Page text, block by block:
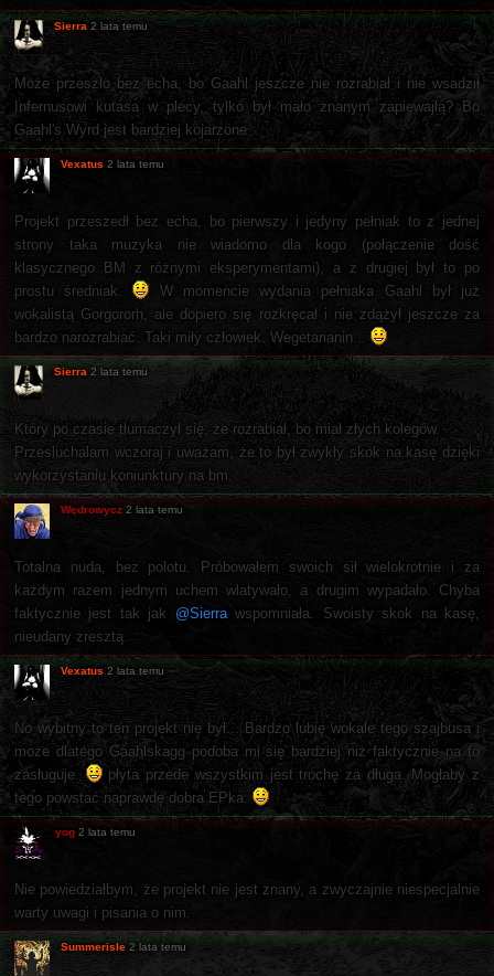
Sierra 2 lata temu
Może przeszło bez echa, bo Gaahl jeszcze nie rozrabiał i nie wsadził
Infernusowi kutasa w plecy, tylko był mało znanym zapiewajłą? Bo
Gaahl's Wyrd jest bardziej kojarzone
Vexatus 2 lata temu
Projekt przeszedł bez echa, bo pierwszy i jedyny pełniak to z jednej
strony taka muzyka nie wiadomo dla kogo (połączenie dość
klasycznego BM z różnymi eksperymentami), a z drugiej był to po
prostu średniak.
W momencie wydania pełniaka Gaahl był już
wokalistą Gorgororh, ale dopiero się rozkręcał i nie zdążył jeszcze za
bardzo narozrabiać. Taki miły człowiek. Wegetarianin...
Sierra 2 lata temu
Który po czasie tłumaczył się, że rozrabiał, bo miał złych kolegów.
Przesluchalam wczoraj i uważam, że to był zwykły skok na kasę dzięki
wykorzystaniu koniunktury na bm.
Wędrowycz 2 lata temu
Totalna nuda, bez polotu. Próbowałem swoich sił wielokrotnie i za
każdym razem jednym uchem wlatywało, a drugim wypadało. Chyba
faktycznie jest tak jak @Sierrawspomniała. Swoisty skok na kasę,
nieudany zresztą.
Vexatus 2 lata temu
No wybitny to ten projekt nie był... Bardzo lubię wokale tego szajbusa i
może dlatego Gaahlskagg podoba mi się bardziej niż faktycznie na to
zasługuje.
płyta przede wszystkim jest trochę za długa. Mogłaby z
tego powstać naprawdę dobra EPka.
yog 2 lata temu
Nie powiedziałbym, że projekt nie jest znany, a zwyczajnie niespecjalnie
warty uwagi i pisania o nim.
Summerisle 2 lata temu